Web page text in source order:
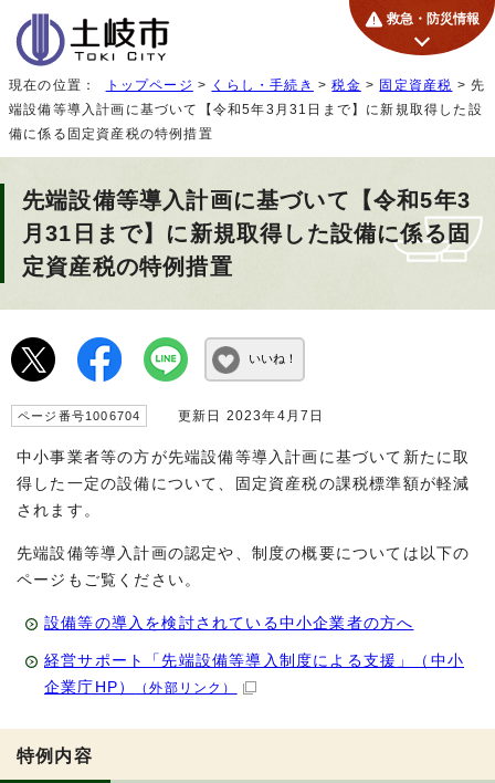
救急・防災情報
現在の位置： トップページ > くらし・手続き >税金 > 固定資産税 > 先
端設備等導入計画に基づいて【令和5年3月31日まで】に新規取得した設
備に係る固定資産税の特例措置
先端設備等導入計画に基づいて【令和5年3
月31日まで】に新規取得した設備に係る固
定資産税の特例措置
いいね！
ページ番号1006704 更新日 2023年4月7日
中小事業者等の方が先端設備等導入計画に基づいて新たに取
得した一定の設備について、固定資産税の課税標準額が軽減
されます。
先端設備等導入計画の認定や、制度の概要については以下の
ページもご覧ください。
設備等の導入を検討されている中小企業者の方へ
経営サポート「先端設備等導入制度による支援」（中小
企業庁HP）
（外部リンク）
特例内容